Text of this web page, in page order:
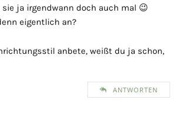
ja irgendwann doch auch mal 😉
eigentlich an?
anbete, weißt du ja schon,
ANTWORTEN